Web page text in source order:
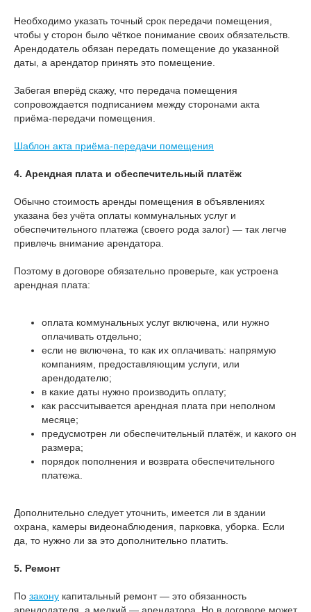
Необходимо указать точный срок передачи помещения,
чтобы у сторон было чёткое понимание своих обязательств.
Арендодатель обязан передать помещение до указанной
даты, а арендатор принять это помещение.
Забегая вперёд скажу, что передача помещения
сопровождается подписанием между сторонами акта
приёма-передачи помещения.
Шаблон акта приёма-передачи помещения
4. Арендная плата и обеспечительный платёж
Обычно стоимость аренды помещения в объявлениях
указана без учёта оплаты коммунальных услуг и
обеспечительного платежа (своего рода залог) — так легче
привлечь внимание арендатора.
Поэтому в договоре обязательно проверьте, как устроена
арендная плата:
оплата коммунальных услуг включена, или нужно
оплачивать отдельно;
если не включена, то как их оплачивать: напрямую
компаниям, предоставляющим услуги, или
арендодателю;
в какие даты нужно производить оплату;
как рассчитывается арендная плата при неполном
месяце;
предусмотрен ли обеспечительный платёж, и какого он
размера;
порядок пополнения и возврата обеспечительного
платежа.
Дополнительно следует уточнить, имеется ли в здании
охрана, камеры видеонаблюдения, парковка, уборка. Если
да, то нужно ли за это дополнительно платить.
5. Ремонт
По закону капитальный ремонт — это обязанность